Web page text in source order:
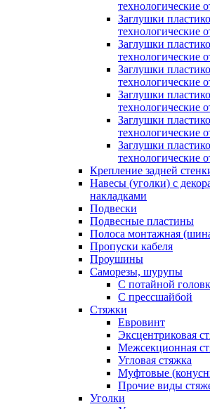
технологические
Заглушки
технологические
Заглушки
технологические
Заглушки
технологические
Заглушки
технологические
Заглушки
технологические
Заглушки
технологические
Крепление задней
Навесы (уголки) с
накладками
Подвески
Подвесные пластины
Полоса монтажная
Пропуски кабеля
Проушины
Саморезы, шурупы
С потайной
С прессшайбой
Стяжки
Евровинт
Эксцентриковая
Межсекционная
Угловая стяжка
Муфтовые
Прочие виды
Уголки